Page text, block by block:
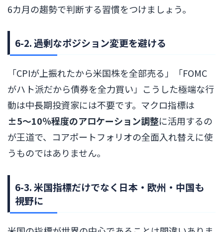
6カ月の趨勢で判断する習慣をつけましょう。
6-2. 過剰なポジション変更を避ける
「CPIが上振れたから米国株を全部売る」「FOMC
がハト派だから債券を全力買い」こうした極端な行
動は中長期投資家には不要です。マクロ指標は
±5〜10％程度のアロケーション調整に活用するの
が王道で、コアポートフォリオの全面入れ替えに使
うものではありません。
6-3. 米国指標だけでなく日本・欧州・中国も
視野に